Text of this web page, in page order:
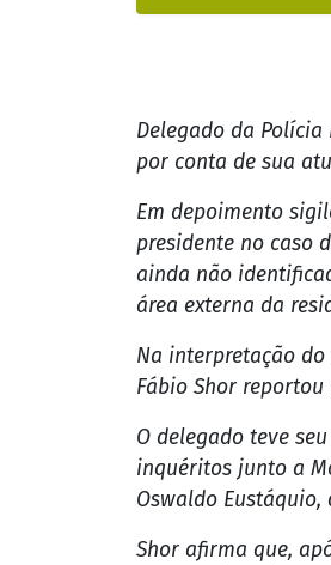
Delegado da
por conta de sua
Em depoimento
presidente no caso
ainda não
área externa da
Na interpretação
Fábio Shor
O delegado teve
inquéritos junto a
Oswaldo
Shor afirma que,